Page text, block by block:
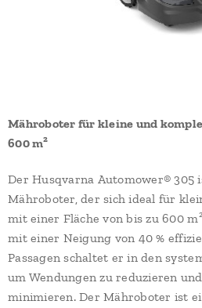
Mähroboter für kleine und
600 m²
Der Husqvarna Automower® 305
Mähroboter, der sich ideal für
mit einer Fläche von bis zu 600
mit einer Neigung von 40 %
Passagen schaltet er in den
um Wendungen zu reduzieren
minimieren. Der Mähroboter ist